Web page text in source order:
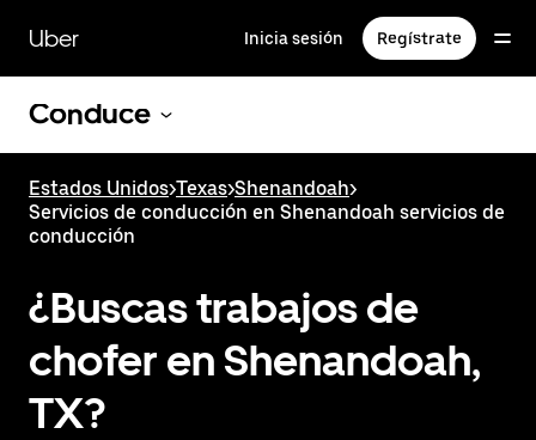
contenido
principal
Uber Inicia sesión Regístrate
Conduce
Estados Unidos>Texas>Shenandoah>
Servicios de conducción en Shenandoah servicios de
conducción
¿Buscas trabajos de
chofer en Shenandoah,
TX?